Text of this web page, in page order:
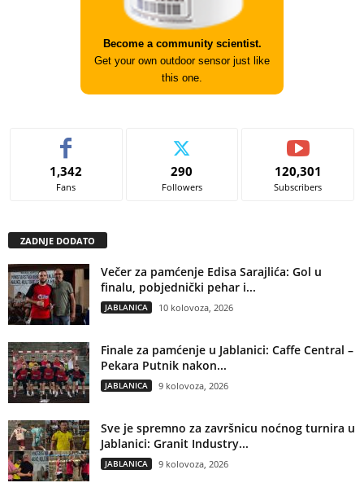
Become a community scientist.
Get your own outdoor sensor just like
this one.
1,342
Fans
290
Followers
120,301
Subscribers
ZADNJE DODATO
Večer za pamćenje Edisa Sarajlića: Gol u
finalu, pobjednički pehar i...
JABLANICA 10 kolovoza, 2026
Finale za pamćenje u Jablanici: Caffe Central –
Pekara Putnik nakon...
JABLANICA 9 kolovoza, 2026
Sve je spremno za završnicu noćnog turnira u
Jablanici: Granit Industry...
JABLANICA 9 kolovoza, 2026